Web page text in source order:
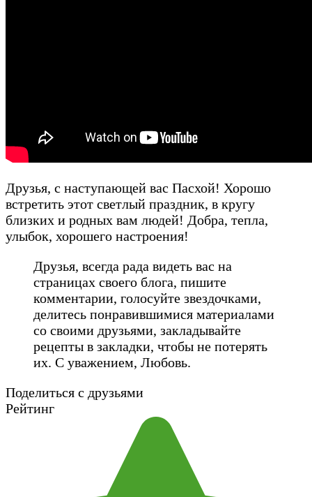
Друзья, с наступающей вас Пасхой! Хорошо
встретить этот светлый праздник, в кругу
близких и родных вам людей! Добра, тепла,
улыбок, хорошего настроения!
Друзья, всегда рада видеть вас на
страницах своего блога, пишите
комментарии, голосуйте звездочками,
делитесь понравившимися материалами
со своими друзьями, закладывайте
рецепты в закладки, чтобы не потерять
их. С уважением, Любовь.
Поделиться с друзьями
Рейтинг